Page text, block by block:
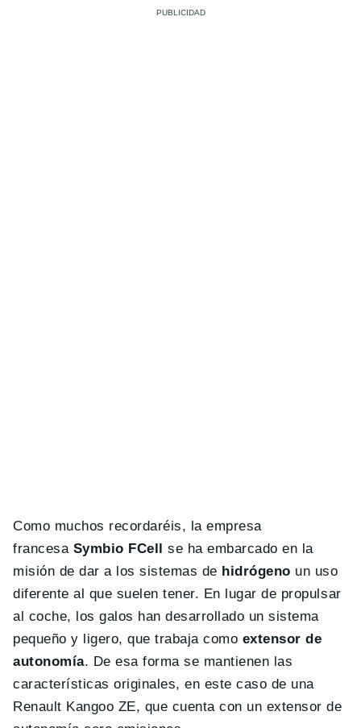
Como muchos recordaréis, la empresa
francesa Symbio FCell se ha embarcado en la
misión de dar a los sistemas de hidrógeno un uso
diferente al que suelen tener. En lugar de propulsar
al coche, los galos han desarrollado un sistema
pequeño y ligero, que trabaja como extensor de
autonomía. De esa forma se mantienen las
características originales, en este caso de una
Renault Kangoo ZE, que cuenta con un extensor de